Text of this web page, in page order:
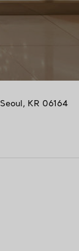
Seoul, KR 06164